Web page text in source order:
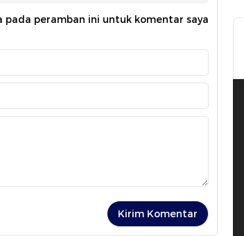
pada peramban ini untuk komentar saya